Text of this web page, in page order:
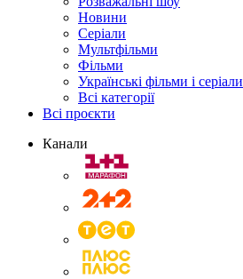
Новини
Серіали
Мультфільми
Фільми
Українські фільми і серіали
Всі категорії
Всі проєкти
Канали